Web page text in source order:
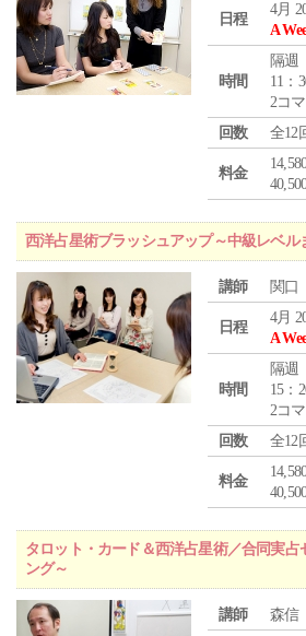
日程
4月
A
時間
隔週
11：
2コマ
回数
全12
料金
西洋占星術ブラッシュアップ～中級レベ
講師 関
日程
4月
A
時間
隔週
15：
2コマ
回数
全12
料金
タロット・カード＆西洋占星術／合同実
ング～
講師 森